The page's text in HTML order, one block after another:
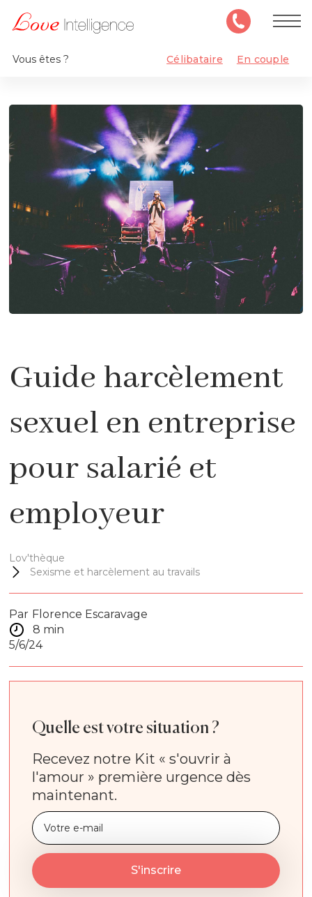
Vous êtes ? Célibataire En couple
Guide harcèlement
sexuel en entreprise
pour salarié et
employeur
Lov'thèque
Sexisme et harcèlement au travails
Par Florence Escaravage
8 min
5/6/24
Quelle est votre situation ?
Recevez notre Kit « s'ouvrir à
l'amour » première urgence dès
maintenant.